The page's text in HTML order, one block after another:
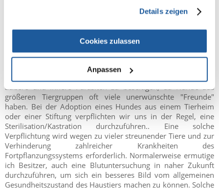
Details zeigen
Cookies zulassen
Anpassen
durchgeführt wurden. Zusammen mit Ihrem Hund sollten wir
seinen Gesundheitspass erhalten, in dem alle notwendigen
Informationen über Impfungen, Entwurmungen oder frühere
Krankheiten enthalten sind. Nach der Adoption lohnt es sich,
Zustand des Tieres vertraut zu machen und auf der Grundlage
des Gesundheitspasses weitere präventive Behandlungen und
äußere und innere Parasiten zu beseitigen, da Hunde aus
größeren Tiergruppen oft viele unerwünschte "Freunde"
haben. Bei der Adoption eines Hundes aus einem Tierheim
oder einer Stiftung verpflichten wir uns in der Regel, eine
Sterilisation/Kastration durchzuführen.. Eine solche
Verpflichtung wird wegen zu vieler streunender Tiere und zur
Verhinderung zahlreicher Krankheiten des
Fortpflanzungssystems erforderlich. Normalerweise ermutige
ich Besitzer, auch eine Blutuntersuchung in naher Zukunft
durchzuführen, um sich ein besseres Bild vom allgemeinen
Gesundheitszustand des Haustiers machen zu können. Solche